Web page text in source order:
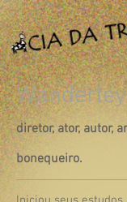
diretor, ator, autor,
bonequeiro.